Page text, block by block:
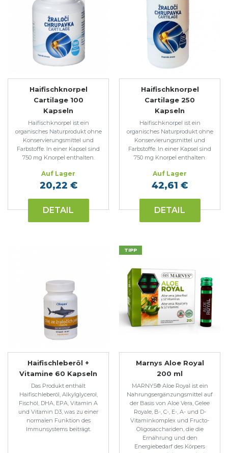
Haifischknorpel
Cartilage 100
Kapseln
Haifischknorpel ist ein
organisches Naturprodukt ohne
Konservierungsmittel und
Farbstoffe. In einer Kapsel sind
750 mg Knorpel enthalten.
Auf Lager
20,22 €
DETAIL
Haifischknorpel
Cartilage 250
Kapseln
Haifischknorpel ist ein
organisches Naturprodukt ohne
Konservierungsmittel und
Farbstoffe. In einer Kapsel sind
750 mg Knorpel enthalten.
Auf Lager
42,61 €
DETAIL
Haifischleberöl +
Vitamine 60 Kapseln
Das Produkt enthält
Haifischleberöl, Alkylglycerol,
Fischöl, DHA, EPA, Vitamin A
und Vitamin D3, was zu einer
normalen Funktion des
Immunsystems beiträgt.
TIPP
Marnys Aloe Royal
200 ml
MARNYS® Aloe Royal ist ein
Nahrungsergänzungsmittel auf
der Basis von Aloe Vera, Gelee
Royale, B-, C-, E-, A- und D-
Vitaminkomplex und Fructo-
Oligosacchariden, die die
Ernährung und den
Energiebedarf des Körpers